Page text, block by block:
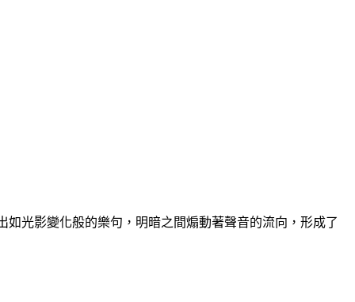
如光影變化般的樂句，明暗之間煽動著聲音的流向，形成了